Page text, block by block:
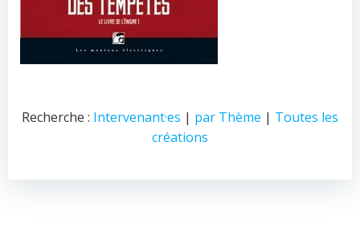
Recherche : Intervenant·es | par Thème | Toutes les
créations